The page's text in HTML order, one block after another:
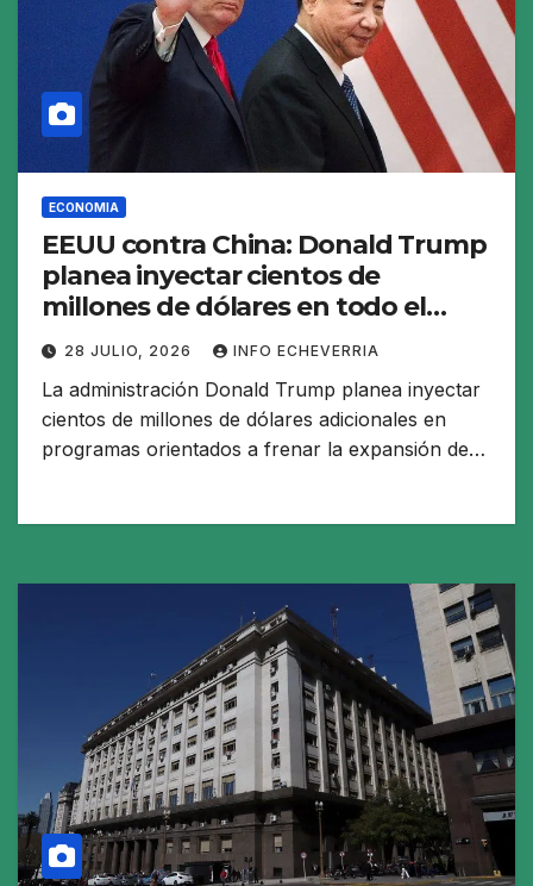
ECONOMIA
EEUU contra China: Donald Trump
planea inyectar cientos de
millones de dólares en todo el
mundo para contrarrestar la
influencia de Pekín
28 JULIO, 2026 INFO ECHEVERRIA
La administración Donald Trump planea inyectar
cientos de millones de dólares adicionales en
programas orientados a frenar la expansión de…